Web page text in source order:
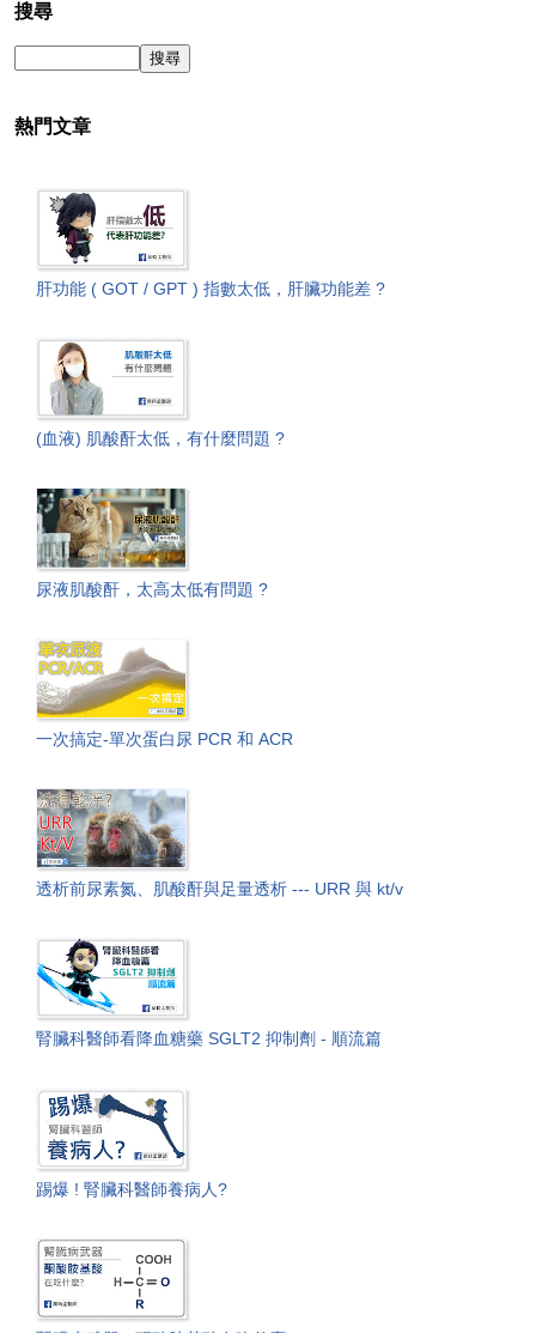
搜尋
熱門文章
肝功能 ( GOT / GPT ) 指數太低，肝臟功能差 ?
(血液) 肌酸酐太低，有什麼問題 ?
尿液肌酸酐，太高太低有問題 ?
一次搞定-單次蛋白尿 PCR 和 ACR
透析前尿素氮、肌酸酐與足量透析 --- URR 與 kt/v
腎臟科醫師看降血糖藥 SGLT2 抑制劑 - 順流篇
踢爆 ! 腎臟科醫師養病人?